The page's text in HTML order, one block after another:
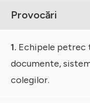
Provocări
1. Echipele petrec
documente,
colegilor.